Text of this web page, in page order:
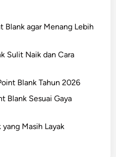
Blank agar Menang Lebih
Sulit Naik dan Cara
Blank Tahun 2026
Blank Sesuai Gaya
Masih Layak